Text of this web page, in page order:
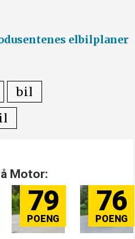
elbilplaner
bil
Motor:
79 76